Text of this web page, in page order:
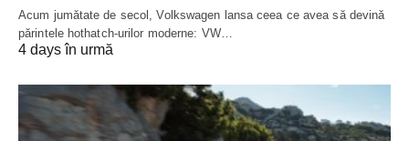
Acum jumătate de secol, Volkswagen lansa ceea ce avea să devină
părintele hothatch-urilor moderne: VW…
4 days în urmă